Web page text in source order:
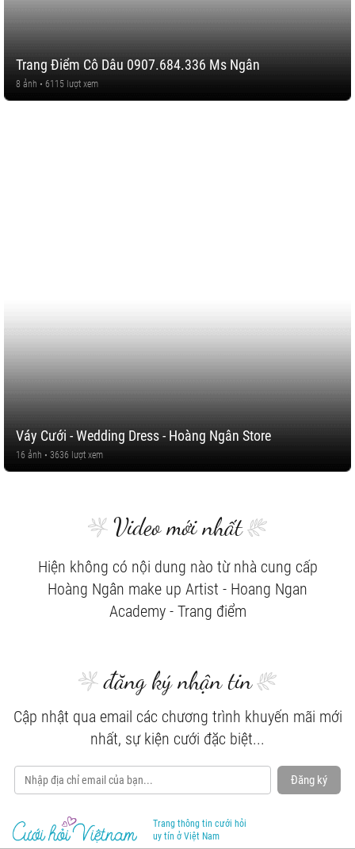
Trang Điểm Cô Dâu 0907.684.336 Ms Ngân
8 ảnh • 6115 lượt xem
Váy Cưới - Wedding Dress - Hoàng Ngân Store
16 ảnh • 3636 lượt xem
Video mới nhất
Hiện không có nội dung nào từ nhà cung cấp
Hoàng Ngân make up Artist - Hoang Ngan
Academy - Trang điểm
đăng ký nhận tin
Cập nhật qua email các chương trình khuyến mãi mới
nhất, sự kiện cưới đặc biệt...
Đăng ký
Trang thông tin cưới hỏi
uy tín ở Việt Nam